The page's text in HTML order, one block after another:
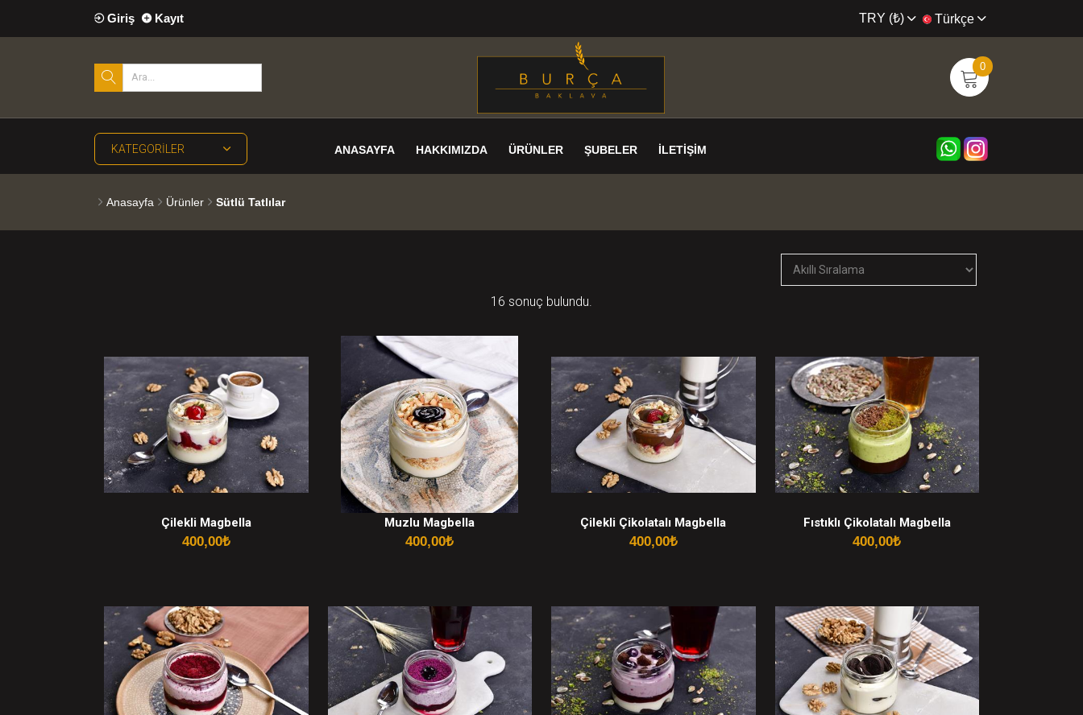
Giriş Kayıt TRY (₺) Türkçe
0
KATEGORILER ANASAYFA HAKKIMIZDA ÜRÜNLER ŞUBELER İLETIŞIM
Anasayfa Ürünler Sütlü Tatlılar
16 sonuç bulundu.
Çilekli Magbella
400,00₺
Muzlu Magbella
400,00₺
Çilekli Çikolatalı Magbella
400,00₺
Fıstıklı Çikolatalı Magbella
400,00₺